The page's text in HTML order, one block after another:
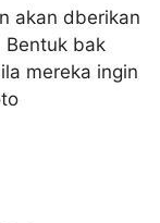
akan dberikan
Bentuk bak
mereka ingin